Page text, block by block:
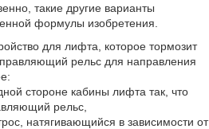
такие другие варианты
формулы изобретения.
для лифта, которое тормозит
рельс для направления
стороне кабины лифта так, что
рельс,
натягивающийся в зависимости от